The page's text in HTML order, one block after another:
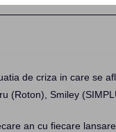
de criza in care se
Smiley
an cu fiecare